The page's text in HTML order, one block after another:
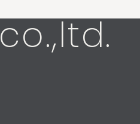
co.,ltd.